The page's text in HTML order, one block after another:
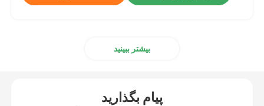
بیشتر ببینید
پیام بگذارید